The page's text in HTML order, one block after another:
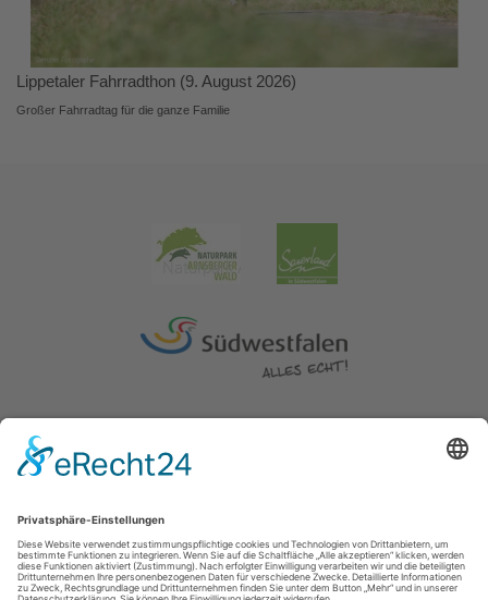
Lippetaler Fahrradthon (9. August 2026)
Großer Fahrradtag für die ganze Familie
Impressum|Erklärung zur Barrierefreiheit
Kreis Soest | Der Landrat Hoher Weg 1-3 59494 Soest